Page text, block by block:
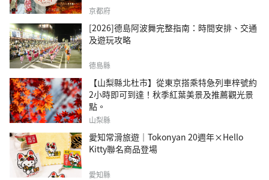
京都府
[2026]德島阿波舞完整指南：時間安排、交通
及遊玩攻略
德島縣
【山梨縣北杜市】從東京搭乘特急列車梓號約
2小時即可到達！秋季紅葉美景及推薦觀光景
點。
山梨縣
愛知常滑旅遊｜Tokonyan 20週年×Hello
Kitty聯名商品登場
愛知縣